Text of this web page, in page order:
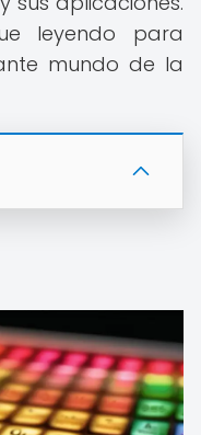
leyendo para
mundo de la